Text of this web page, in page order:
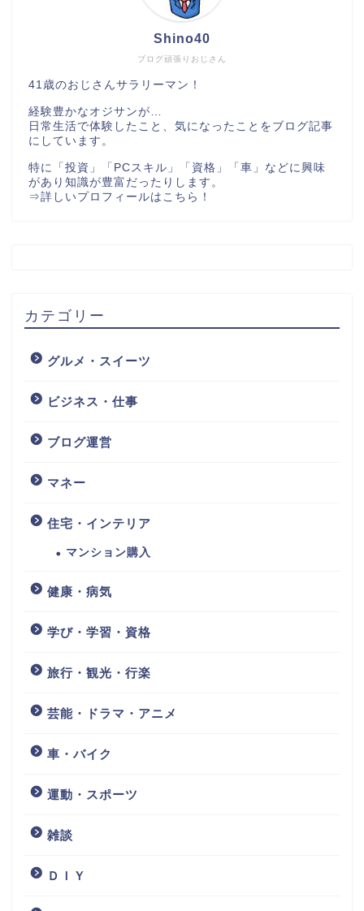
ブログ頑張りおじさん
Shino40
41歳のおじさんサラリーマン！
経験豊かなオジサンが…
日常生活で体験したこと、気になったことをブログ記事
にしています。
特に「投資」「PCスキル」「資格」「車」などに興味
があり知識が豊富だったりします。
⇒詳しいプロフィールはこちら！
カテゴリー
グルメ・スイーツ
ビジネス・仕事
ブログ運営
マネー
住宅・インテリア
マンション購入
健康・病気
学び・学習・資格
旅行・観光・行楽
芸能・ドラマ・アニメ
車・バイク
運動・スポーツ
雑談
ＤＩＹ